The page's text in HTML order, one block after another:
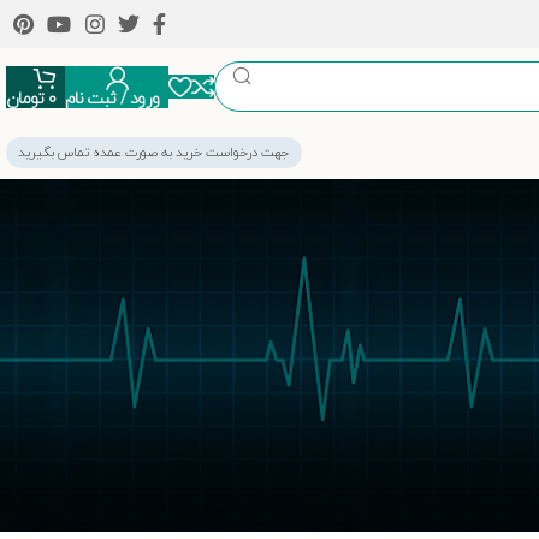
ورود / ثبت نام 0 تومان
جهت درخواست خرید به صورت عمده تماس بگیرید